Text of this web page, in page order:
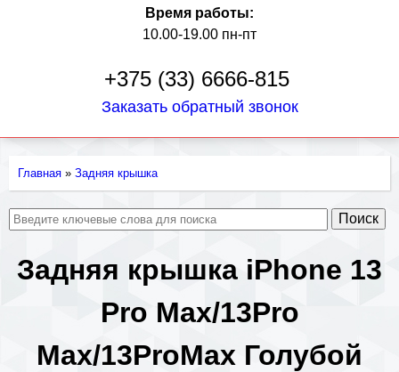
Время работы:
10.00-19.00 пн-пт
+375 (33) 6666-815
Заказать обратный звонок
Вы
здесь
Главная » Задняя крышка
Задняя крышка iPhone 13
Pro Max/13Pro
Max/13ProMax Голубой